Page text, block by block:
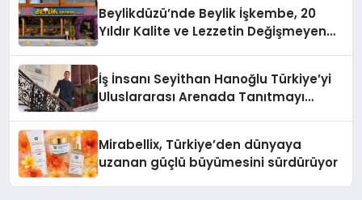
Beylikdüzü’nde Beylik İşkembe, 20
Yıldır Kalite ve Lezzetin Değişmeyen
İş İnsanı Seyithan Hanoğlu Türkiye’yi
Uluslararası Arenada Tanıtmayı
Mirabellix, Türkiye’den dünyaya
uzanan güçlü büyümesini sürdürüyor